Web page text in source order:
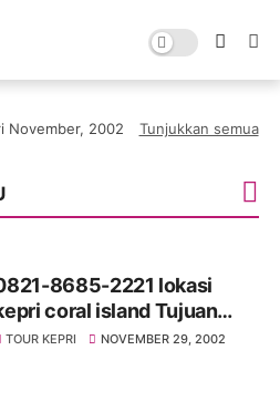
November, 2002 Tunjukkan semua
8685-2221 lokasi
coral island Tujuan
Kepri Coral
TOUR KEPRI NOVEMBER 29, 2002